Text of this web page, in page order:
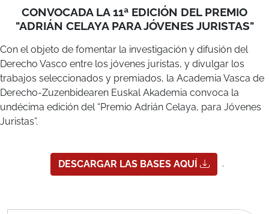
Con el objeto de fomentar la investigación y difusión del
Derecho Vasco entre los jóvenes juristas, y divulgar los
Derecho-Zuzenbidearen Euskal Akademia convoca la
undécima edición del “Premio Adrián Celaya, para Jóvenes
Juristas”.